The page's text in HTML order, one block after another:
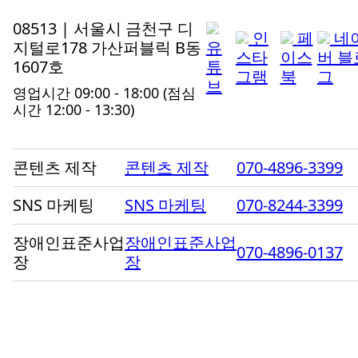
08513 | 서울시 금천구 디
지털로178 가산퍼블릭 B동
1607호
영업시간 09:00 - 18:00 (점심
시간 12:00 - 13:30)
유
튜
브
인
스타
그램
페
이스
북
네
버 블
그
콘텐츠 제작 콘텐츠 제작
070-4896-3399
SNS 마케팅
SNS 마케팅
070-8244-3399
장애인표준사업
장
장애인표준사업
장
070-4896-0137